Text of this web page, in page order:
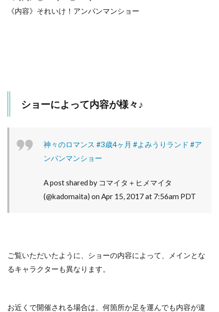
《内容》それいけ！アンパンマンショー
ショーによって内容が様々♪
神々のロマンス #3歳4ヶ月 #よみうりランド #ア
ンパンマンショー
A post shared by コマイタ＋ヒメマイタ
(@kadomaita) onApr 15, 2017 at 7:56am PDT
ご覧いただいたように、ショーの内容によって、メインとな
るキャラクターも異なります。
お近くで開催される場合は、何箇所か足を運んでも内容が違